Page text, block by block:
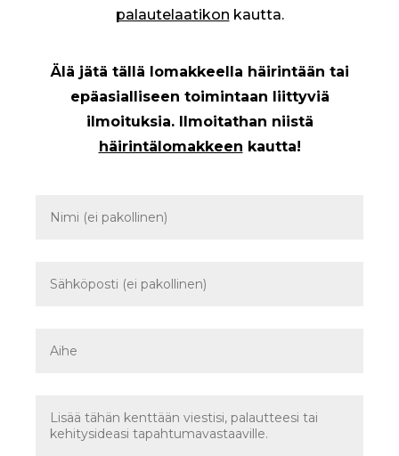
palautelaatikon kautta.
Älä jätä tällä lomakkeella häirintään tai
epäasialliseen toimintaan liittyviä
ilmoituksia. Ilmoitathan niistä
häirintälomakkeen kautta!